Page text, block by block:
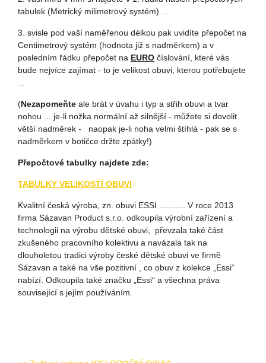
tabulek (Metrický milimetrový systém) ...
3. svisle pod vaší naměřenou délkou pak uvidíte přepočet na
Centimetrový systém (hodnota již s nadměrkem) a v
posledním řádku přepočet na EURO číslování, které vás
bude nejvíce zajímat - to je velikost obuvi, kterou potřebujete
(Nezapomeňte ale brát v úvahu i typ a střih obuvi a tvar
nohou ... je-li nožka normální až silnější - můžete si dovolit
větší nadměrek - naopak je-li noha velmi štíhlá - pak se s
nadměrkem v botičce držte zpátky!)
Přepočtové tabulky najdete zde:
TABULKY VELIKOSTÍ OBUVI
Kvalitní česká výroba, zn. obuvi ESSI ........... V roce 2013
firma Sázavan Product s.r.o. odkoupila výrobní zařízení a
technologii na výrobu dětské obuvi, převzala také část
zkušeného pracovního kolektivu a navázala tak na
dlouholetou tradici výroby české dětské obuvi ve firmě
Sázavan a také na vše pozitivní , co obuv z kolekce „Essi“
nabízí. Odkoupila také značku „Essi“ a všechna práva
související s jejím používáním.